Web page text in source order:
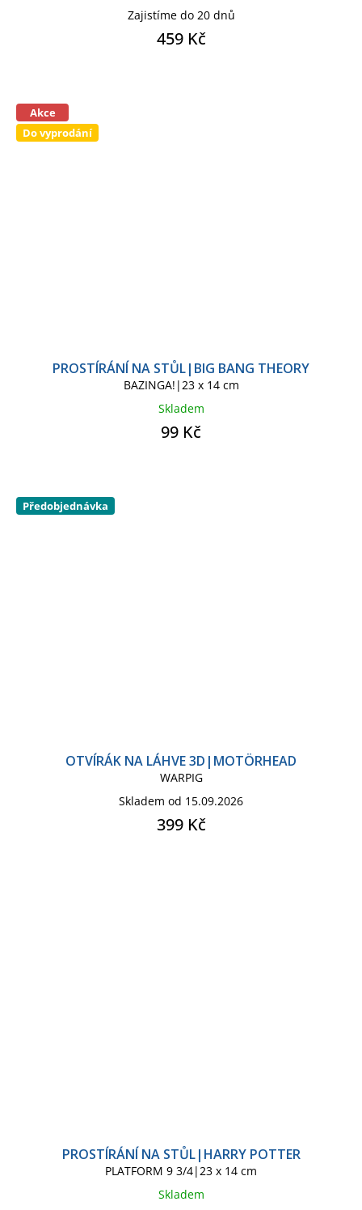
Zajistíme do 20 dnů
459 Kč
Akce
Do vyprodání
PROSTÍRÁNÍ NA STŮL|BIG BANG THEORY
BAZINGA!|23 x 14 cm
Skladem
99 Kč
Předobjednávka
OTVÍRÁK NA LÁHVE 3D|MOTÖRHEAD
WARPIG
Skladem od 15.09.2026
399 Kč
PROSTÍRÁNÍ NA STŮL|HARRY POTTER
PLATFORM 9 3/4|23 x 14 cm
Skladem